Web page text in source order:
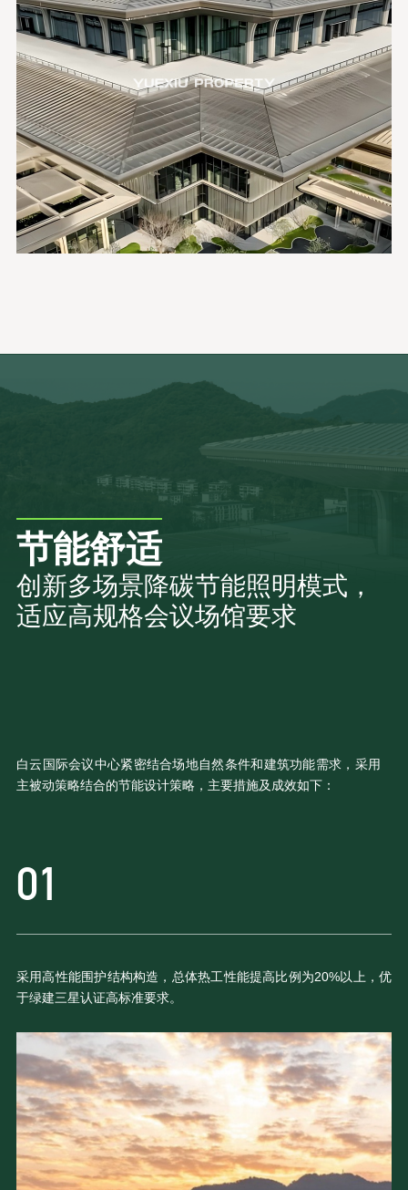
节能舒适
创新多场景降碳节能照明模式，
适应高规格会议场馆要求
白云国际会议中心紧密结合场地自然条件和建筑功能需求，采用
主被动策略结合的节能设计策略，主要措施及成效如下：
采用高性能围护结构构造，总体热工性能提高比例为20%以上，优
于绿建三星认证高标准要求。